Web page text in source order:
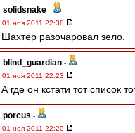
solidsnake -
01 ноя 2011 22:38
Шахтёр разочаровал зело.
blind_guardian -
01 ноя 2011 22:23
А где он кстати тот список
porcus -
01 ноя 2011 22:20